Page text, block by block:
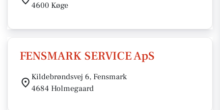
4600 Køge
FENSMARK SERVICE ApS
Kildebrøndsvej 6, Fensmark
4684 Holmegaard